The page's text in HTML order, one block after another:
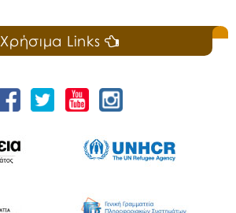
Χρήσιμα Links